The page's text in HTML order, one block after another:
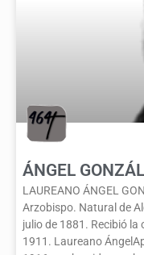
ÁNGEL
LAUREANO ÁNGEL
Arzobispo. Natural de
julio de 1881. Recibió
1911. Laureano